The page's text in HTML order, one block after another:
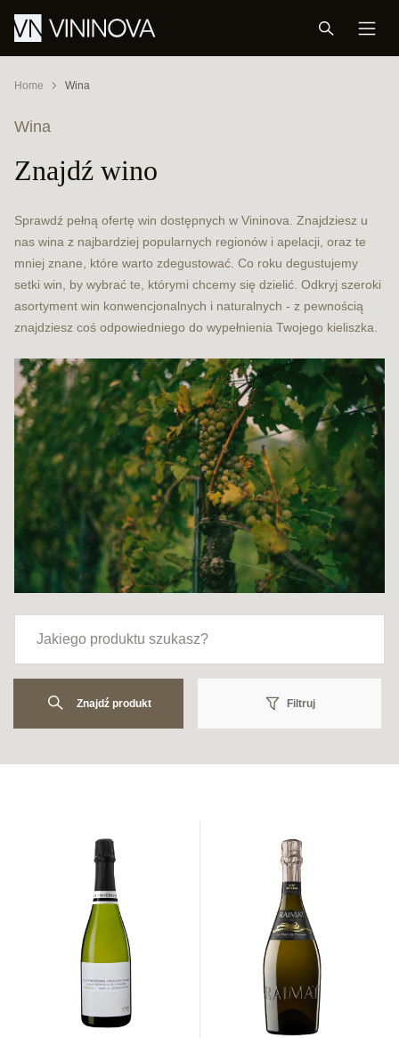
Home Wina
Wina
Znajdź wino
Sprawdź pełną ofertę win dostępnych w Vininova. Znajdziesz u
nas wina z najbardziej popularnych regionów i apelacji, oraz te
mniej znane, które warto zdegustować. Co roku degustujemy
setki win, by wybrać te, którymi chcemy się dzielić. Odkryj szeroki
asortyment win konwencjonalnych i naturalnych - z pewnością
znajdziesz coś odpowiedniego do wypełnienia Twojego kieliszka.
Znajdź produkt Filtruj